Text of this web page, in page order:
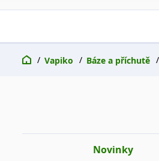
Vapiko Báze a příchutě
Novinky